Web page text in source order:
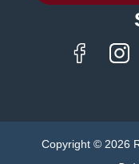
Copyright © 2026